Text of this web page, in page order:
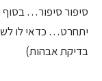
סיפור סיפור…
יתחרט… כדאי לו
בדיקת אבהות)